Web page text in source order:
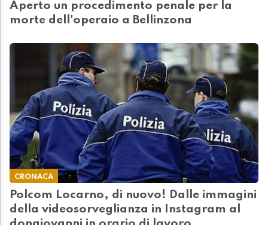
Aperto un procedimento penale per la
morte dell'operaio a Bellinzona
CRONACA
Polcom Locarno, di nuovo! Dalle immagini
della videosorveglianza in Instagram al